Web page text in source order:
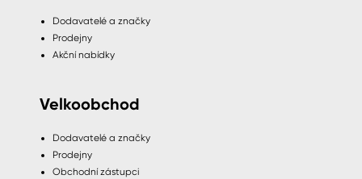
Dodavatelé a značky
Prodejny
Akční nabídky
Velkoobchod
Dodavatelé a značky
Prodejny
Obchodní zástupci